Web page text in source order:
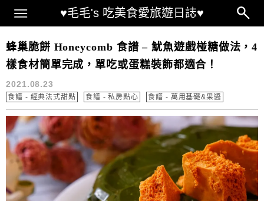
♥毛毛's 吃美食愛旅遊日誌♥
Main Menu
蜂巢脆餅 食譜
蜂巢脆餅 Honeycomb 食譜 – 魷魚遊戲椪糖做法，4
樣食材簡單完成，單吃或蛋糕裝飾都適合！
2021.08.23
食譜 - 經典法式甜點 食譜 - 私房點心 食譜 - 萬用基礎&果醬